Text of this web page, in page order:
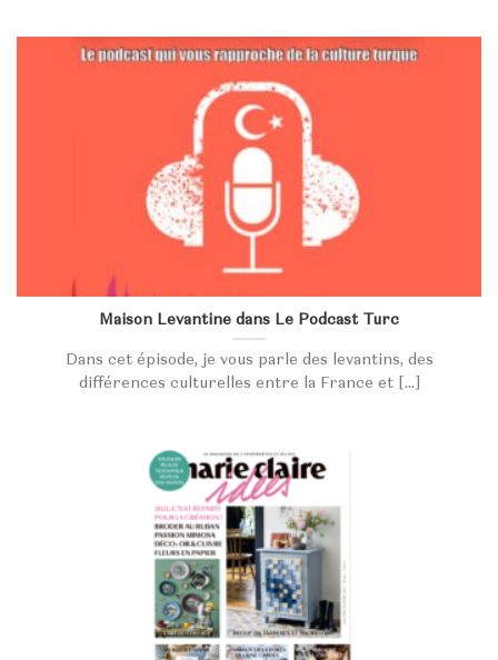
Maison Levantine dans Le Podcast Turc
Dans cet épisode, je vous parle des levantins, des
différences culturelles entre la France et [...]